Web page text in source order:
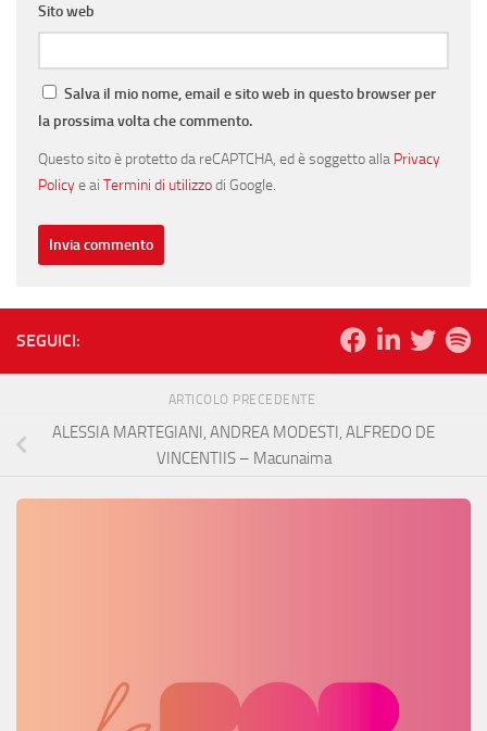
Sito web
Salva il mio nome, email e sito web in questo browser per
la prossima volta che commento.
Questo sito è protetto da reCAPTCHA, ed è soggetto alla Privacy
Policye ai Termini di utilizzodi Google.
SEGUICI:
ARTICOLO PRECEDENTE
ALESSIA MARTEGIANI, ANDREA MODESTI, ALFREDO DE
VINCENTIIS – Macunaima